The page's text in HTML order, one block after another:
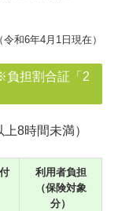
（令和6年4月1日現在）
負担割合証「2
8時間未満）
利用者負担
（保険対象
分）